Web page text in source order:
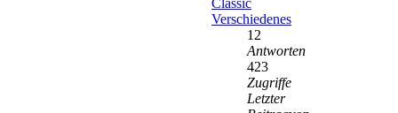
Verschiedenes
12
Antworten
423
Zugriffe
Letzter